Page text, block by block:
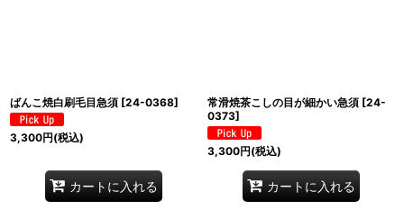
ばんこ焼白刷毛目急須 [24-0368]
3,300円(税込)
カートに入れる
常滑焼茶こしの目が細かい急須 [24-
0373]
3,300円(税込)
カートに入れる